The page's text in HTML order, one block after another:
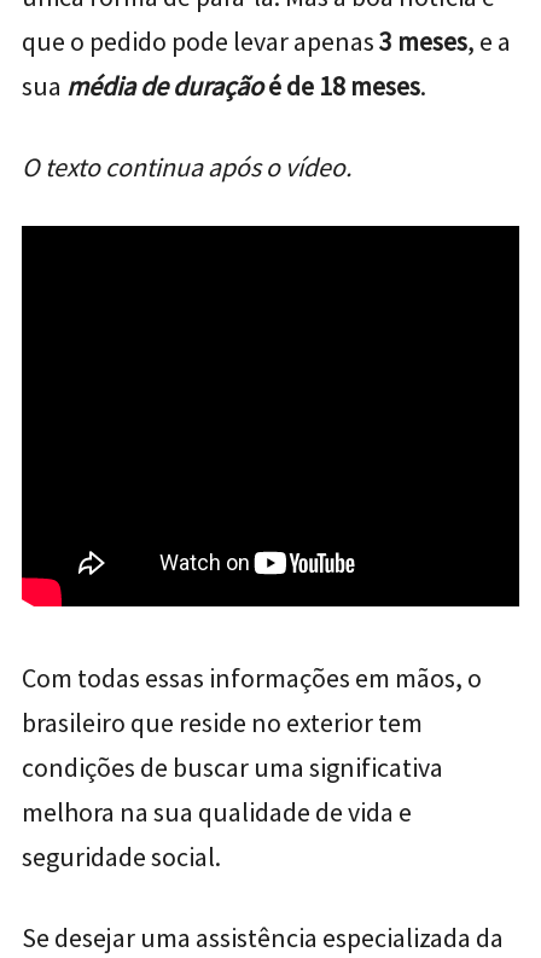
que o pedido pode levar apenas3 meses, e a
sua média de duraçãoé de 18 meses.
O texto continua após o vídeo.
Com todas essas informações em mãos, o
brasileiro que reside no exterior tem
condições de buscar uma significativa
melhora na sua qualidade de vida e
seguridade social.
Se desejar uma assistência especializada da